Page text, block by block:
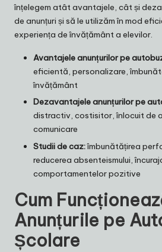
înțelegem atât avantajele, cât și
de anunțuri și să le utilizăm în mod
experiența de învățământ a elevilor.
Avantajele anunțurilor pe
eficientă, personalizare,
învățământ
Dezavantajele anunțurilor pe
distractiv, costisitor, înlocuit de
comunicare
Studii de caz:îmbunătățirea
reducerea absenteismului,
comportamentelor pozitive
Cum
Anunțurile pe
Școlare